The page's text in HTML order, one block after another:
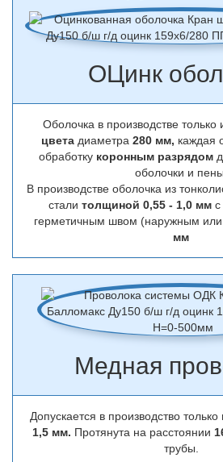
ОЦинк
Оболочка в производстве только
цвета диаметра 280 мм, каждая
обработку коронным разрядом
оболочки и пены.
В производстве оболочка из
стали толщиной 0,55 - 1,0 мм
герметичным швом (наружным или
мм
Медная
Допускается в производство
1,5 мм. Протянута на расстоянии
трубы.